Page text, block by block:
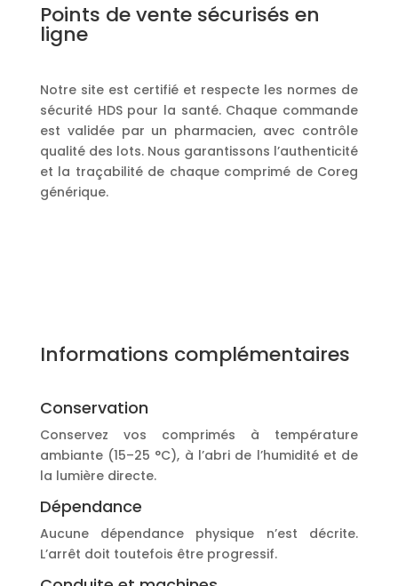
Points de vente sécurisés en
ligne
Notre site est certifié et respecte les normes de
sécurité HDS pour la santé. Chaque commande
est validée par un pharmacien, avec contrôle
qualité des lots. Nous garantissons l’authenticité
et la traçabilité de chaque comprimé de Coreg
générique.
Informations complémentaires
Conservation
Conservez vos comprimés à température
ambiante (15–25 °C), à l’abri de l’humidité et de
la lumière directe.
Dépendance
Aucune dépendance physique n’est décrite.
L’arrêt doit toutefois être progressif.